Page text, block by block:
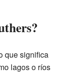
que significa
lagos o ríos